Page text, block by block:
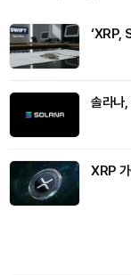
‘XRP,
솔라나
XRP